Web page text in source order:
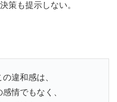
策も提示しない。
違和感は、
情でもなく、